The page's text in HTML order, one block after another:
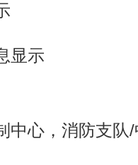
显示
中心，消防支队